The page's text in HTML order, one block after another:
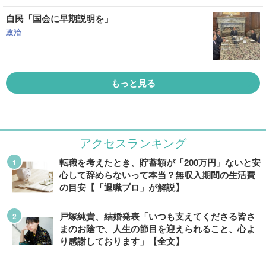
自民「国会に早期説明を」
政治
もっと見る
アクセスランキング
転職を考えたとき、貯蓄額が「200万円」ないと安
心して辞めらないって本当？無収入期間の生活費
の目安【「退職プロ」が解説】
戸塚純貴、結婚発表「いつも支えてくださる皆さ
まのお陰で、人生の節目を迎えられること、心よ
り感謝しております」【全文】